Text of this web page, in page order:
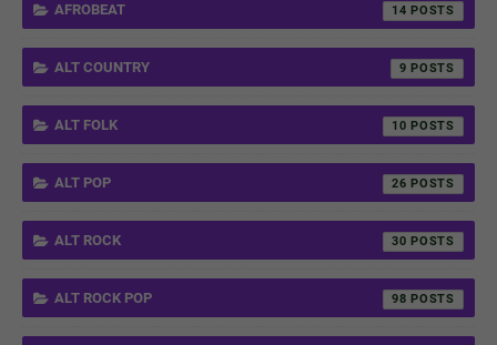
AFROBEAT 14
ALT COUNTRY 9
ALT FOLK 10
ALT POP 26
ALT ROCK 30
ALT ROCK POP 98